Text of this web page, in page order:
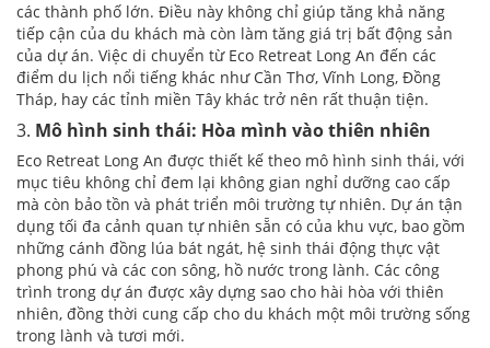
các thành phố lớn. Điều này không chỉ giúp tăng khả năng
tiếp cận của du khách mà còn làm tăng giá trị bất động sản
của dự án. Việc di chuyển từ Eco Retreat Long An đến các
điểm du lịch nổi tiếng khác như Cần Thơ, Vĩnh Long, Đồng
Tháp, hay các tỉnh miền Tây khác trở nên rất thuận tiện.
3. Mô hình sinh thái: Hòa mình vào thiên nhiên
Eco Retreat Long An được thiết kế theo mô hình sinh thái, với
mục tiêu không chỉ đem lại không gian nghỉ dưỡng cao cấp
mà còn bảo tồn và phát triển môi trường tự nhiên. Dự án tận
dụng tối đa cảnh quan tự nhiên sẵn có của khu vực, bao gồm
những cánh đồng lúa bát ngát, hệ sinh thái động thực vật
phong phú và các con sông, hồ nước trong lành. Các công
trình trong dự án được xây dựng sao cho hài hòa với thiên
nhiên, đồng thời cung cấp cho du khách một môi trường sống
trong lành và tươi mới.